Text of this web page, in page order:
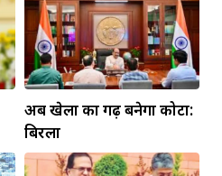
अब खेलों का गढ़ बनेगा कोटा:
बिरला